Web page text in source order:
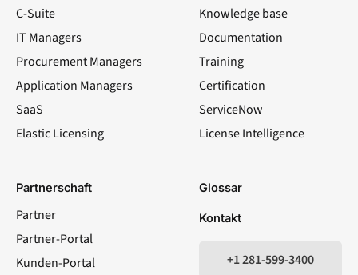
C-Suite
IT Managers
Procurement Managers
Application Managers
SaaS
Elastic Licensing
Knowledge base
Documentation
Training
Certification
ServiceNow
License Intelligence
Partnerschaft
Partner
Partner-Portal
Kunden-Portal
Glossar
Kontakt
+1 281-599-3400